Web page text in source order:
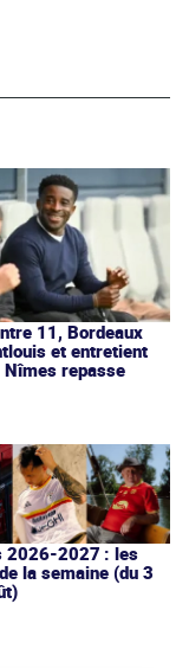
11, Bordeaux
et entretient
Nîmes repasse
2026-2027 : les
la semaine (du 3